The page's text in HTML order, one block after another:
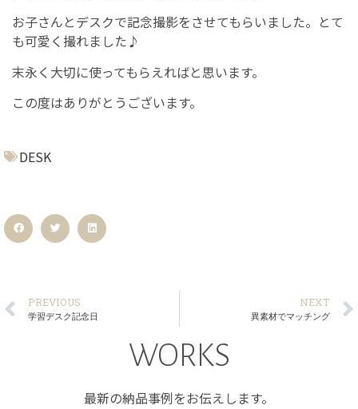
お子さんとデスクで記念撮影をさせてもらいました。とて
も可愛く撮れました♪
末永く大切に使ってもらえればと思います。
この度はありがとうございます。
DESK
PREVIOUS
学習デスク記念日
NEXT
異素材でマッチング
WORKS
最新の納品事例をお伝えします。